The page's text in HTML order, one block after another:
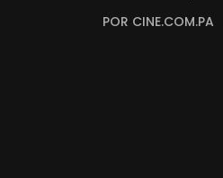
POR CINE.COM.PA